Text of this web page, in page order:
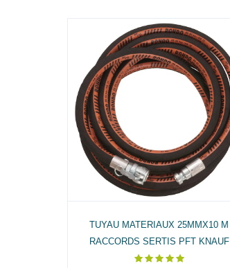
TUYAU MATERIAUX 25MMX10 M
RACCORDS SERTIS PFT KNAUF